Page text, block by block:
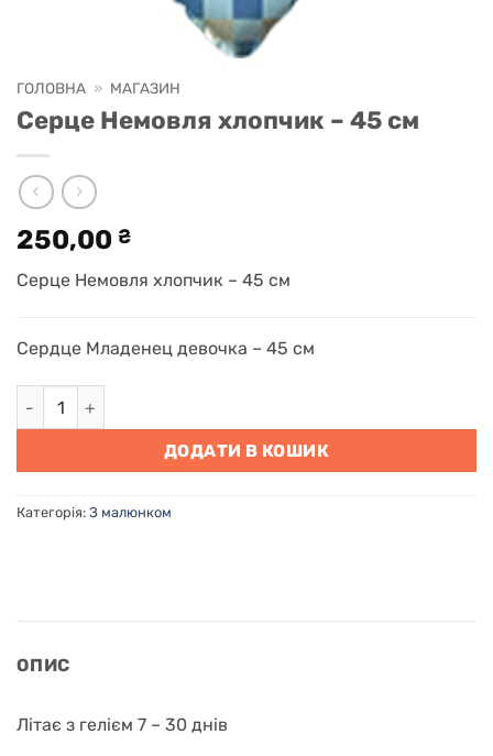
ГОЛОВНА » МАГАЗИН
Серце Немовля хлопчик – 45 см
250,00 ₴
Серце Немовля хлопчик – 45 см
Сердце Младенец девочка – 45 см
Серце Немовля хлопчик - 45 см кількість
ДОДАТИ В КОШИК
Категорія: З малюнком
ОПИС
Літає з гелієм 7 – 30 днів